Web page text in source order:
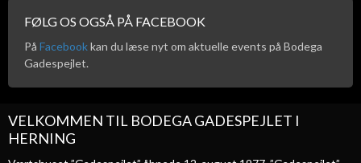
FØLG OS OGSÅ PÅ FACEBOOK
På Facebookkan du læse nyt om aktuelle events på Bodega
Gadespejlet.
VELKOMMEN TIL BODEGA GADESPEJLET I
HERNING